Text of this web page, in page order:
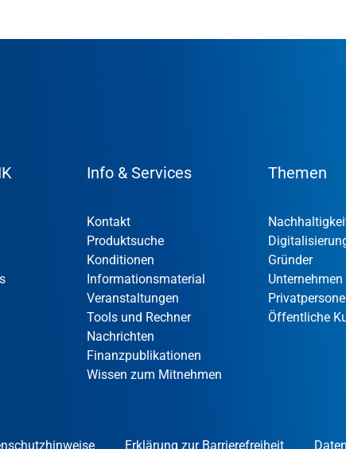
Info & Services
Kontakt
Produktsuche
Konditionen
Informationsmaterial
Veranstaltungen
Tools und Rechner
Nachrichten
Finanzpublikationen
Wissen zum Mitnehmen
Themen
Gründer
Unternehmen
Öffentliche
Erklärung zur Barrierefreiheit